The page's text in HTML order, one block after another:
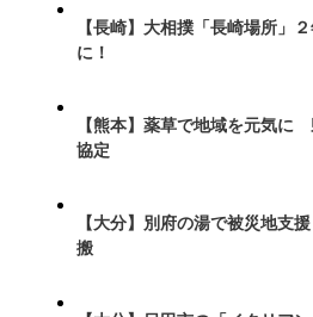
【長崎】大相撲「長崎場所」
に！
【熊本】薬草で地域を元気に
協定
【大分】別府の湯で被災地支
搬